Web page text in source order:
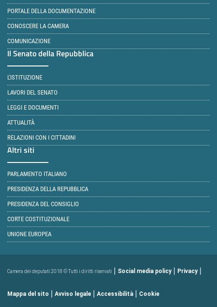
PORTALE DELLA DOCUMENTAZIONE
CONOSCERE LA CAMERA
COMUNICAZIONE
Il Senato della Repubblica
L'ISTITUZIONE
LAVORI DEL SENATO
LEGGI E DOCUMENTI
ATTUALITÀ
RELAZIONI CON I CITTADINI
Altri siti
PARLAMENTO ITALIANO
PRESIDENZA DELLA REPUBBLICA
PRESIDENZA DEL CONSIGLIO
CORTE COSTITUZIONALE
UNIONE EUROPEA
Camera dei deputati 2018 © Tutti i diritti riservati | Social media policy| Privacy|
Mappa del sito | Avviso legale | Accessibilità | Cookie